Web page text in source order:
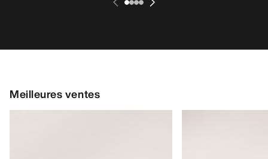
Meilleures ventes